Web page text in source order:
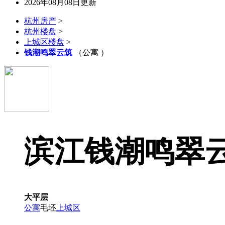
2026年08月08日更新
杭州房产 >
杭州楼盘 >
上城区楼盘 >
钱潮鸣翠云筑 （公寓 ）
滨江钱潮鸣翠
大平层
公寓毛坯 上城区